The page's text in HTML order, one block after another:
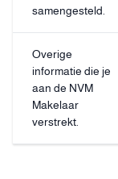
samengesteld.
Overige
informatie die je
aan de NVM
Makelaar
verstrekt.